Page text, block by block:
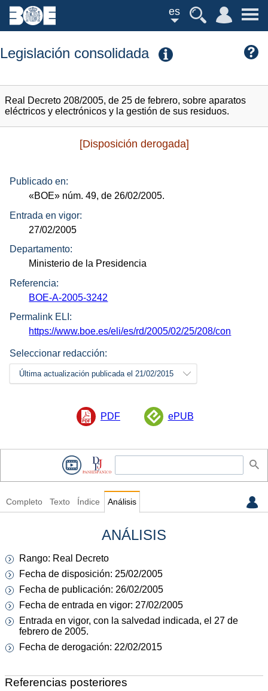
es
Legislación consolidada
Real Decreto 208/2005, de 25 de febrero, sobre aparatos
eléctricos y electrónicos y la gestión de sus residuos.
[Disposición derogada]
Publicado en:
«BOE» núm. 49, de 26/02/2005.
Entrada en vigor:
27/02/2005
Departamento:
Ministerio de la Presidencia
Referencia:
BOE-A-2005-3242
Permalink ELI:
https://www.boe.es/eli/es/rd/2005/02/25/208/con
Seleccionar redacción:
Última actualización publicada el 21/02/2015
PDF ePUB
Completo Texto Índice Análisis
ANÁLISIS
Rango: Real Decreto
Fecha de disposición: 25/02/2005
Fecha de publicación: 26/02/2005
Fecha de entrada en vigor: 27/02/2005
Entrada en vigor, con la salvedad indicada, el 27 de
febrero de 2005.
Fecha de derogación: 22/02/2015
Referencias posteriores